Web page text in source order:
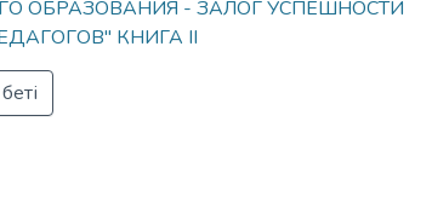
ОБРАЗОВАНИЯ - ЗАЛОГ УСПЕШНОСТИ
КНИГА II